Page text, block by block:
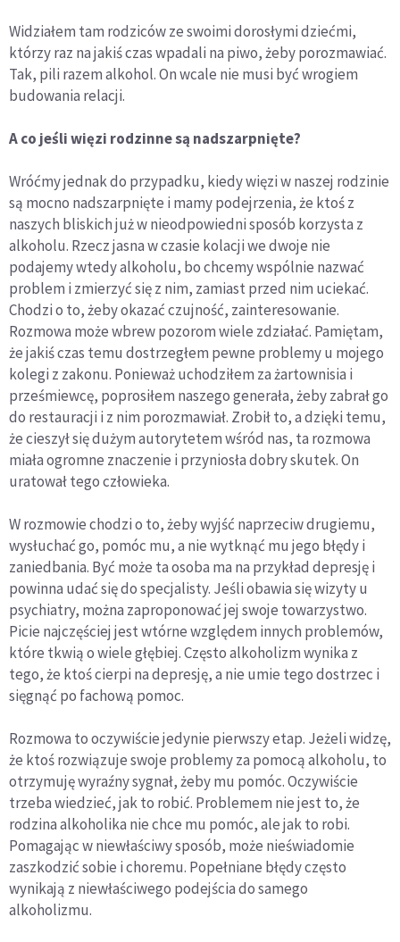
Widziałem tam rodziców ze swoimi dorosłymi dziećmi,
którzy raz na jakiś czas wpadali na piwo, żeby porozmawiać.
Tak, pili razem alkohol. On wcale nie musi być wrogiem
budowania relacji.
A co jeśli więzi rodzinne są nadszarpnięte?
Wróćmy jednak do przypadku, kiedy więzi w naszej rodzinie
są mocno nadszarpnięte i mamy podejrzenia, że ktoś z
naszych bliskich już w nieodpowiedni sposób korzysta z
alkoholu. Rzecz jasna w czasie kolacji we dwoje nie
podajemy wtedy alkoholu, bo chcemy wspólnie nazwać
problem i zmierzyć się z nim, zamiast przed nim uciekać.
Chodzi o to, żeby okazać czujność, zainteresowanie.
Rozmowa może wbrew pozorom wiele zdziałać. Pamiętam,
że jakiś czas temu dostrzegłem pewne problemy u mojego
kolegi z zakonu. Ponieważ uchodziłem za żartownisia i
prześmiewcę, poprosiłem naszego generała, żeby zabrał go
do restauracji i z nim porozmawiał. Zrobił to, a dzięki temu,
że cieszył się dużym autorytetem wśród nas, ta rozmowa
miała ogromne znaczenie i przyniosła dobry skutek. On
uratował tego człowieka.
W rozmowie chodzi o to, żeby wyjść naprzeciw drugiemu,
wysłuchać go, pomóc mu, a nie wytknąć mu jego błędy i
zaniedbania. Być może ta osoba ma na przykład depresję i
powinna udać się do specjalisty. Jeśli obawia się wizyty u
psychiatry, można zaproponować jej swoje towarzystwo.
Picie najczęściej jest wtórne względem innych problemów,
które tkwią o wiele głębiej. Często alkoholizm wynika z
tego, że ktoś cierpi na depresję, a nie umie tego dostrzec i
sięgnąć po fachową pomoc.
Rozmowa to oczywiście jedynie pierwszy etap. Jeżeli widzę,
że ktoś rozwiązuje swoje problemy za pomocą alkoholu, to
otrzymuję wyraźny sygnał, żeby mu pomóc. Oczywiście
trzeba wiedzieć, jak to robić. Problemem nie jest to, że
rodzina alkoholika nie chce mu pomóc, ale jak to robi.
Pomagając w niewłaściwy sposób, może nieświadomie
zaszkodzić sobie i choremu. Popełniane błędy często
wynikają z niewłaściwego podejścia do samego
alkoholizmu.